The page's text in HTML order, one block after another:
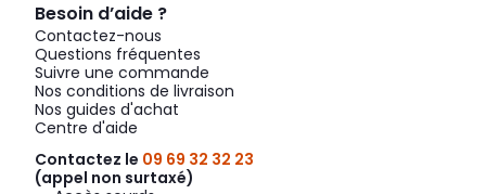
Besoin d’aide ?
Contactez-nous
Questions fréquentes
Suivre une commande
Nos conditions de livraison
Nos guides d'achat
Centre d'aide
Contactez le 09 69 32 32 23
(appel non surtaxé)